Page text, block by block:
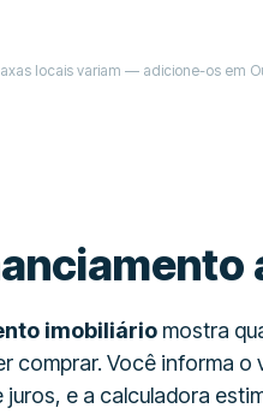
locais variam — adicione-os em
imobiliário mostra
comprar. Você informa o
e a calculadora